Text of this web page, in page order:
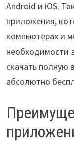
Android и iOS.
приложения,
компьютерах и
необходимости
скачать полную
абсолютно